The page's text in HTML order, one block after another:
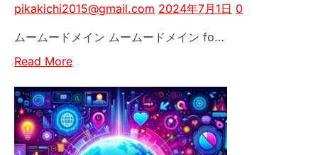
し、
メ
イ
管
理
を
も
pikakichi2015@gmail.com 2024年7月1日 0
ムームードメイン ムームードメイン fo…
Read MoreRead
about
簡
単
に